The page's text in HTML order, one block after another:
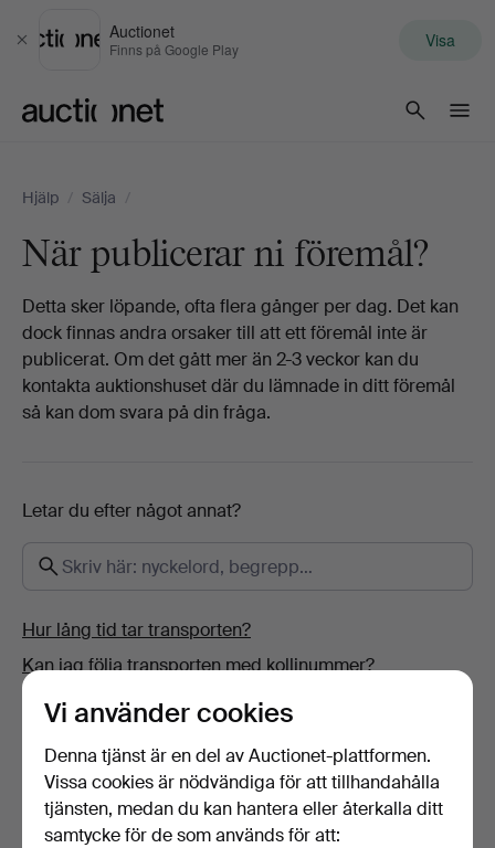
Stäng
Auctionet
Finns på Google Play Visa
Hjälp / Sälja /
När publicerar ni föremål?
Detta sker löpande, ofta flera gånger per dag. Det kan
dock finnas andra orsaker till att ett föremål inte är
publicerat. Om det gått mer än 2-3 veckor kan du
kontakta auktionshuset där du lämnade in ditt föremål
så kan dom svara på din fråga.
Letar du efter något annat?
Hur lång tid tar transporten?
Kan jag följa transporten med kollinummer?
Hur betalar jag?
Hur kan jag se att Auctionet.com mottagit min
betalning?
Varför kan jag inte komplettera mina uppgifter?
Vi använder cookies
Denna tjänst är en del av Auctionet-plattformen.
Vissa cookies är nödvändiga för att tillhandahålla
tjänsten, medan du kan hantera eller återkalla ditt
samtycke för de som används för att: